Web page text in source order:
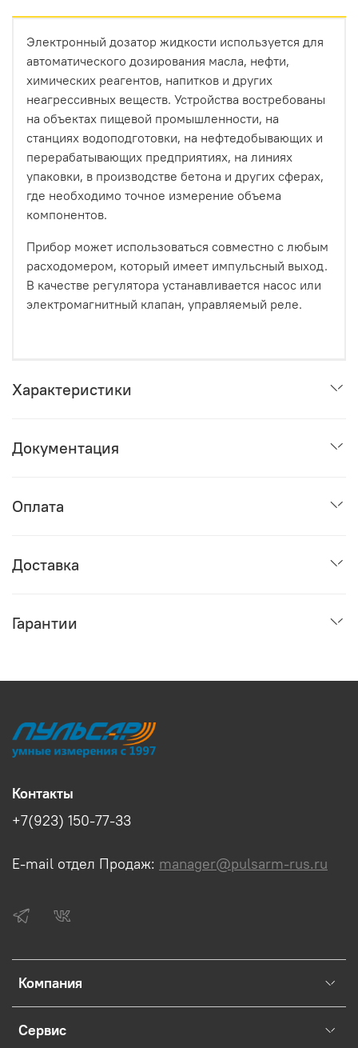
Электронный дозатор жидкости используется для
автоматического дозирования масла, нефти,
химических реагентов, напитков и других
неагрессивных веществ. Устройства востребованы
на объектах пищевой промышленности, на
станциях водоподготовки, на нефтедобывающих и
перерабатывающих предприятиях, на линиях
упаковки, в производстве бетона и других сферах,
где необходимо точное измерение объема
компонентов.
Прибор может использоваться совместно с любым
расходомером, который имеет импульсный выход.
В качестве регулятора устанавливается насос или
электромагнитный клапан, управляемый реле.
Характеристики
Документация
Оплата
Доставка
Гарантии
Компания
Сервис
Контакты
+7(923) 150-77-33
E-mail отдел Продаж: manager@pulsarm-rus.ru